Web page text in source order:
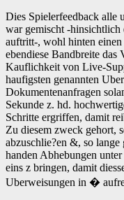
Dies Spielerfeedback alle
war gemischt -hinsichtlich
auftritt-, wohl hinten einen
ebendiese Bandbreite das
Kauflichkeit von Live-
haufigsten genannten
Dokumentenanfragen
Sekunde z. hd.
Schritte ergriffen, damit
Zu diesem zweck gehort,
abzuschlie?en &, so lange
handen Abhebungen
eins z bringen, damit
Uberweisungen in �